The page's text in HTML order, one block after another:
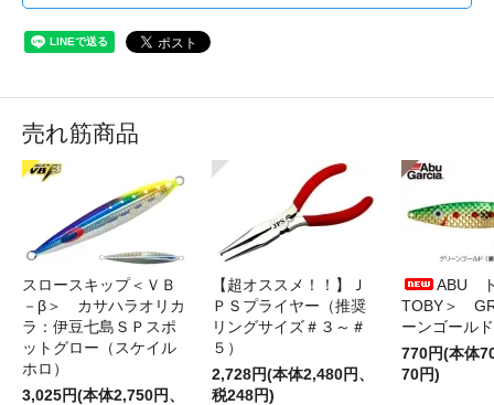
売れ筋商品
スロースキップ＜ＶＢ
－β＞ カサハラオリカ
ラ：伊豆七島ＳＰスポ
ットグロー（スケイル
ホロ）
3,025円(本体2,750円、
【超オススメ！！】Ｊ
ＰＳプライヤー（推奨
リングサイズ＃３～＃
５）
2,728円(本体2,480円、
税248円)
ABU
TOBY＞
ーンゴールド
770円(本体
70円)